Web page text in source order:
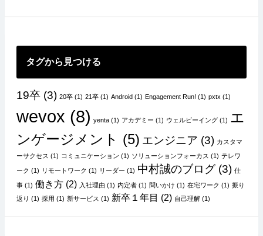
タグから見つける
19卒(3) 20卒(1) 21卒(1) Android(1) Engagement Run! (1) pxtx (1)
wevox (8) yenta(1) アカデミー (1) ウェルビーイング(1) エ
ンゲージメント (5) エンジニア (3) カスタマ
ーサクセス (1) コミュニケーション (1) ソリューションフォーカス (1) テレワ
ーク (1) リモートワーク (1) リーダー (1) 中村誠のブログ(3) 仕
事(1) 働き方(2) 入社理由 (1) 内定者(1) 問いかけ (1) 在宅ワーク (1) 振り
返り (1) 採用 (1) 新サービス (1) 新卒１年目 (2) 自己理解(1)